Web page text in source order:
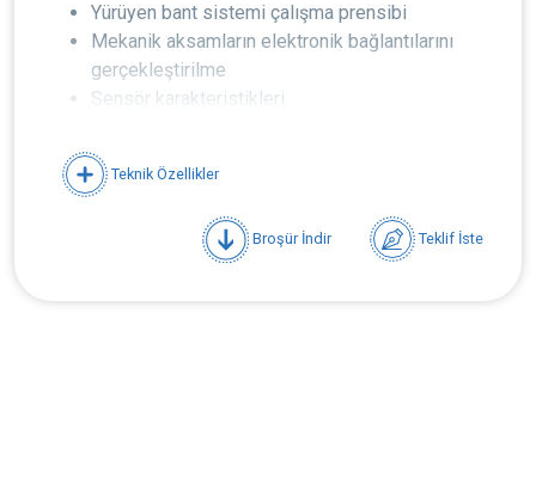
Yürüyen bant sistemi çalışma prensibi
Mekanik aksamların elektronik bağlantılarını
gerçekleştirilme
Sensör karakteristikleri
Hız kontrol cihazı özellikleri
Hız kontrol cihazı parametre ayarları
Kurma/Montaj uygulamaları
Teknik Özellikler
Broşür İndir Teklif İste